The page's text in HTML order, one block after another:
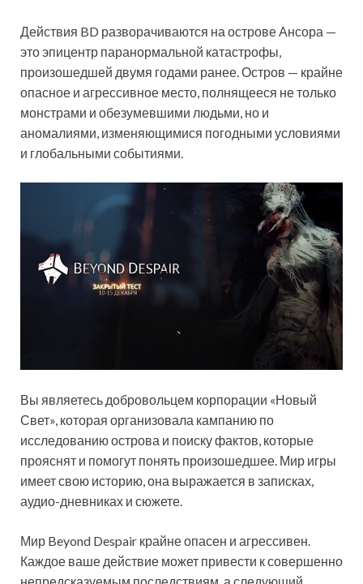
Действия BD разворачиваются на острове Ансора —
это эпицентр паранормальной катастрофы,
произошедшей двумя годами ранее. Остров — крайне
опасное и агрессивное место, полнящееся не только
монстрами и обезумевшими людьми, но и
аномалиями, изменяющимися погодными условиями
и глобальными событиями.
Вы являетесь добровольцем корпорации «Новый
Свет», которая организовала кампанию по
исследованию острова и поиску фактов, которые
прояснят и помогут понять произошедшее. Мир игры
имеет свою историю, она выражается в записках,
аудио-дневниках и сюжете.
Мир Beyond Despair крайне опасен и агрессивен.
Каждое ваше действие может привести к совершенно